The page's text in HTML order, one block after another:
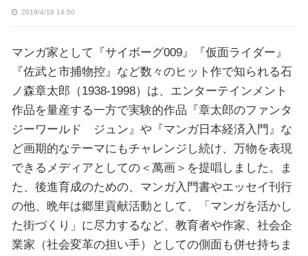
2019/4/18 14:50
マンガ家として『サイボーグ009』『仮面ライダー』
『佐武と市捕物控』など数々のヒット作で知られる石
ノ森章太郎（1938-1998）は、エンターテインメント
作品を量産する一方で実験的作品『章太郎のファンタ
ジーワールド ジュン』や『マンガ日本経済入門』な
ど画期的なテーマにもチャレンジし続け、万物を表現
できるメディアとしての＜萬画＞を提唱しました。ま
た、後進育成のための、マンガ入門書やエッセイ刊行
の他、晩年は郷里貢献活動として、「マンガを活かし
た街づくり」に尽力するなど、教育者や作家、社会企
業家（社会変革の担い手）としての側面も併せ持ちま